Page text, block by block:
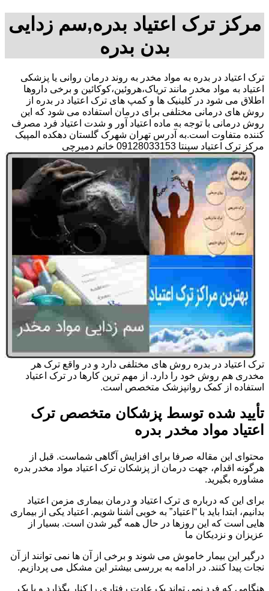
مرکز ترک اعتیاد بدره,سم زدایی
بدن بدره
ترک اعتیاد در بدره به مواد مخدر به روند درمان روانی یا پزشکی
اعتیاد به مواد مخدر مانند تریاک،هروئین،کوکائین و برخی داروها
اطلاق می شود در کلینیک ها و کمپ های ترک اعتیاد در بدره از
روش های درمانی مختلفی برای درمان استفاده می شود که این
روش درمانی با توجه به ماده اعتیاد آور و شدت اعتیاد فرد مصرف
کننده متفاوت است.به آدرس تهران شهرک گلستان دهکده المپیک
مرکز ترک اعتیاد سپنتا 09128033153 خانم دمیرچی
ترک اعتیاد در بدره روش های مختلفی دارد و در واقع ترک هر
مخدری هم روش خود را دارد. از مهم ترین کارها در ترک اعتیاد
استفاده از کمک روانپزشک متخصص است.
تأیید شده توسط پزشکان متخصص ترک
اعتیاد مواد مخدر بدره
محتوای این مقاله صرفا برای افزایش آگاهی شماست. قبل از
هرگونه اقدام، جهت درمان از پزشکان ترک اعتیاد مواد مخدر بدره
مشاوره بگیرید.
برای این که درباره ی ترک اعتیاد و درمان بیماری مزمن اعتیاد
بدانیم، ابتدا باید با “اعتیاد” به خوبی آشنا شویم. اعتیاد یکی از بیماری
هایی است که این روزها در حال همه گیر شدن است. بسیار از
عزیزان و نزدیکان ما
درگیر این بیمار خاموش می شوند و برخی از آن ها نمی توانند از آن
نجات پیدا کنند. در ادامه به بررسی بیشتر این مشکل می پردازیم.
هنگامی که فرد نمی تواند یک عادت رفتاری را کنار بگذارد و یا یک